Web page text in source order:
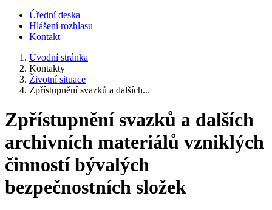
Úřední deska
Hlášení rozhlasu
Kontakt
Úvodní stránka
Kontakty
Životní situace
Zpřístupnění svazků a dalších...
Zpřístupnění svazků a dalších
archivních materiálů vzniklých
činností bývalých
bezpečnostních složek